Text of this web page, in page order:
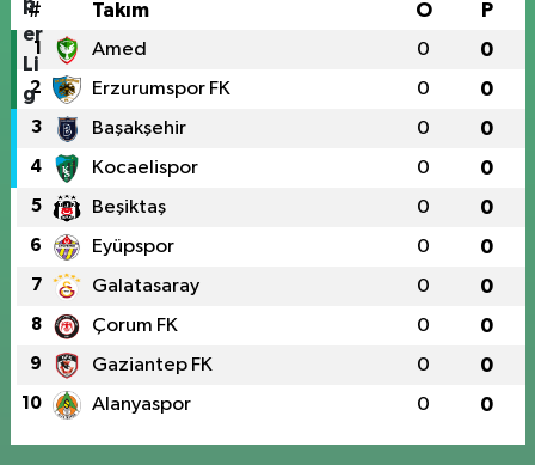
# Takım O P
1 Amed 0 0
2 Erzurumspor FK 0 0
3 Başakşehir 0 0
4 Kocaelispor 0 0
5 Beşiktaş 0 0
6 Eyüpspor 0 0
7 Galatasaray 0 0
8 Çorum FK 0 0
9 Gaziantep FK 0 0
10 Alanyaspor 0 0